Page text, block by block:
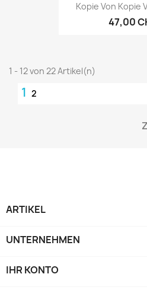
Kopie Von Kopie
47,00
1 - 12 von 22 Artikel(n)
1 2
ARTIKEL
UNTERNEHMEN
IHR KONTO